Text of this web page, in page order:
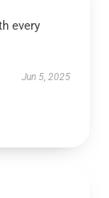
every
Jun 5, 2025